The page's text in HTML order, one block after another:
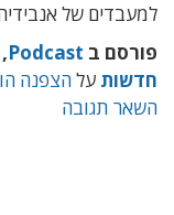
למעבדים של
פורסם ב Podcast
,
חדשות עלהצפנה
השאר תגובה